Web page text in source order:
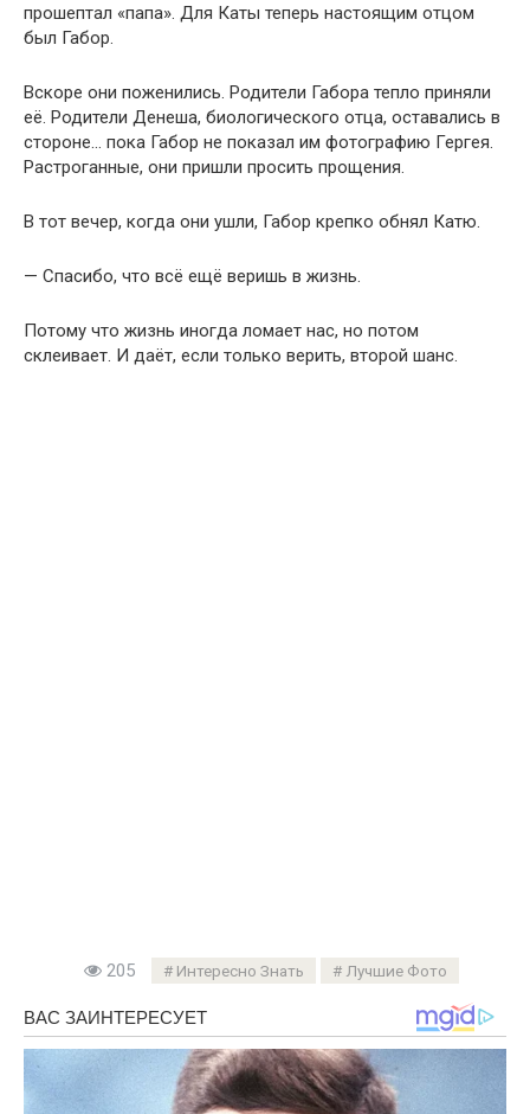
прошептал «папа». Для Каты теперь настоящим отцом
был Габор.
Вскоре они поженились. Родители Габора тепло приняли
её. Родители Денеша, биологического отца, оставались в
стороне… пока Габор не показал им фотографию Гергея.
Растроганные, они пришли просить прощения.
В тот вечер, когда они ушли, Габор крепко обнял Катю.
— Спасибо, что всё ещё веришь в жизнь.
Потому что жизнь иногда ломает нас, но потом
склеивает. И даёт, если только верить, второй шанс.
205 Интересно Знать Лучшие Фото